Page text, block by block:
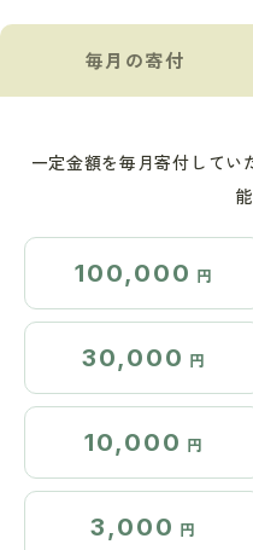
毎月の寄付
一定金額を毎月寄付してい
100,000 円
30,000 円
10,000 円
3,000 円